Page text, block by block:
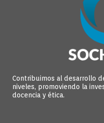
Contribuimos al desarrollo
niveles, promoviendo la
docencia y ética.